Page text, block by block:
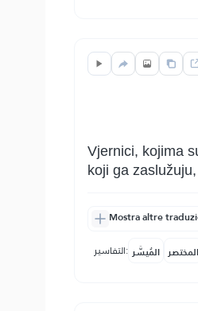
Vjernici, kojima
koji ga
Mostra altre
التفاسير: المُيسَّر المختصر